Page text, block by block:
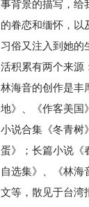
事背景的描写，给
的眷恋和缅怀，以
习俗又注入到她的
活积累有两个来源
林海音的创作是丰
地》、《作客美国
小说合集《冬青树
蛋》；长篇小说《
自选集》、《林海
文等，散见于台湾